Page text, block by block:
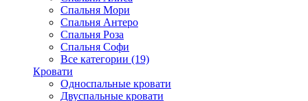
Спальня Мори
Спальня Антеро
Спальня Роза
Спальня Софи
Все категории (19)
Кровати
Односпальные кровати
Двуспальные кровати